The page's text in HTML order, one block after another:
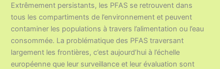
Extrêmement persistants, les PFAS se retrouvent dans
tous les compartiments de l’environnement et peuvent
contaminer les populations à travers l’alimentation ou l’eau
consommée. La problématique des PFAS traversant
largement les frontières, c’est aujourd’hui à l’échelle
européenne que leur surveillance et leur évaluation sont